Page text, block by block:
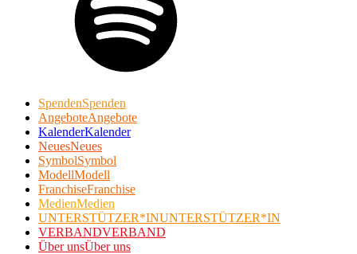
SpendenSpenden
AngeboteAngebote
KalenderKalender
NeuesNeues
SymbolSymbol
ModellModell
FranchiseFranchise
MedienMedien
UNTERSTÜTZER*INUNTERSTÜTZER*IN
VERBANDVERBAND
Über unsÜber uns